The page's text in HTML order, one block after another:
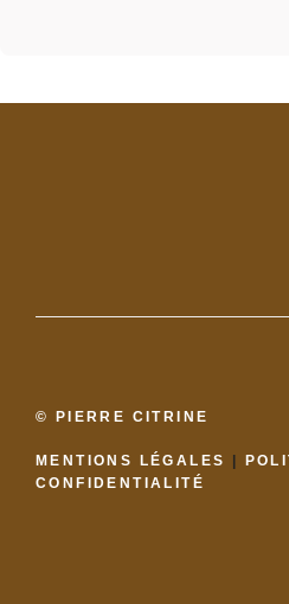
© PIERRE CITRINE
MENTIONS LÉGALES
CONFIDENTIALITÉ